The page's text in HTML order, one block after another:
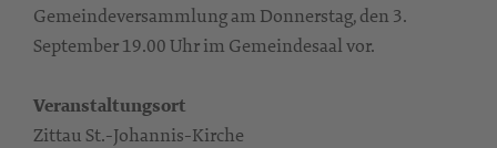
Gemeindeversammlung am Donnerstag, den 3.
September 19.00 Uhr im Gemeindesaal vor.
Veranstaltungsort
Zittau St.-Johannis-Kirche